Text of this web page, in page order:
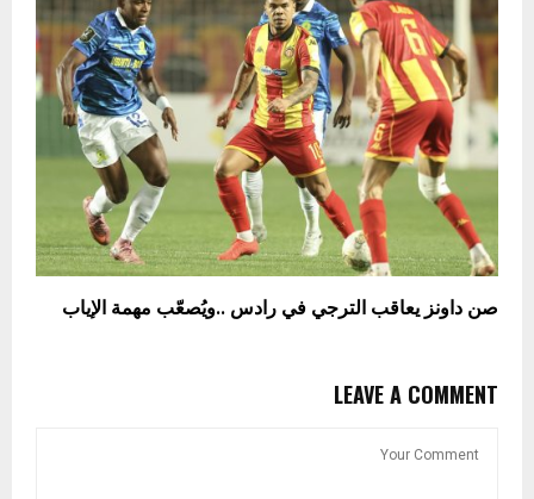
صن داونز يعاقب الترجي في رادس ..ويُصعّب مهمة الإياب
LEAVE A COMMENT